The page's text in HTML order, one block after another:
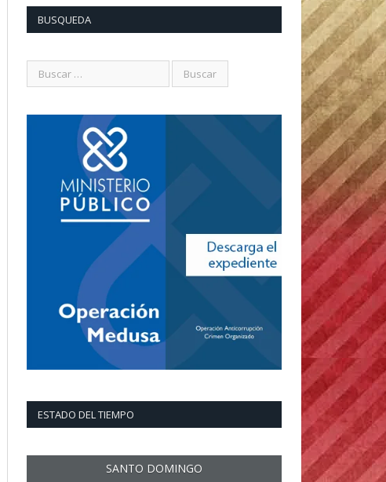
BUSQUEDA
ESTADO DEL TIEMPO
SANTO DOMINGO